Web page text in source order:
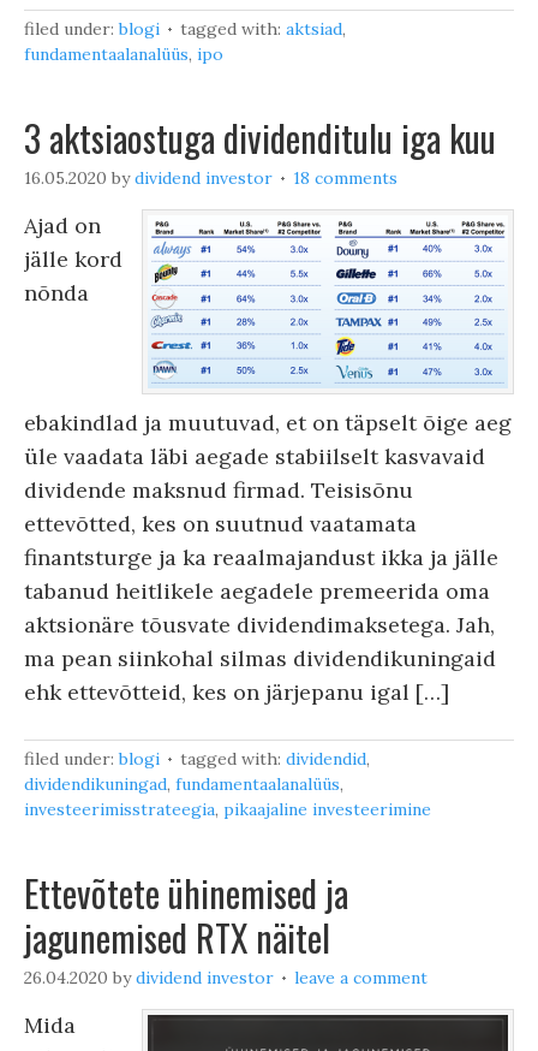
filed under:blogi tagged with: aktsiad,
fundamentaalanalüüs, ipo
3 aktsiaostuga dividenditulu iga kuu
16.05.2020 bydividend investor 18 comments
Ajad on
jälle kord
nõnda
ebakindlad ja muutuvad, et on täpselt õige aeg
üle vaadata läbi aegade stabiilselt kasvavaid
dividende maksnud firmad. Teisisõnu
ettevõtted, kes on suutnud vaatamata
finantsturge ja ka reaalmajandust ikka ja jälle
tabanud heitlikele aegadele premeerida oma
aktsionäre tõusvate dividendimaksetega. Jah,
ma pean siinkohal silmas dividendikuningaid
ehk ettevõtteid, kes on järjepanu igal […]
filed under:blogi tagged with: dividendid,
dividendikuningad, fundamentaalanalüüs,
investeerimisstrateegia, pikaajaline investeerimine
Ettevõtete ühinemised ja
jagunemised RTX näitel
26.04.2020 bydividend investor leave a comment
Mida